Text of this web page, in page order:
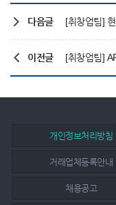
다음글
이전글
개인정보처리방침
거래업체등록안내
채용공고